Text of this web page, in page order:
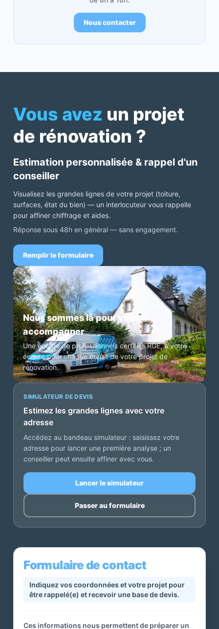
Nous contacter
Vous avez un projet
de rénovation ?
Estimation personnalisée & rappel d'un
conseiller
Visualisez les grandes lignes de votre projet (toiture,
surfaces, état du bien) — un interlocuteur vous rappelle
pour affiner chiffrage et aides.
Réponse sous 48h en général — sans engagement.
Remplir le formulaire
Nous sommes là pour vous
accompagner
Une équipe de professionnels certifiés RGE, à votre
écoute pour chaque étape de votre projet de
rénovation.
SIMULATEUR DE DEVIS
Estimez les grandes lignes avec votre
adresse
Accédez au bandeau simulateur : saisissez votre
adresse pour lancer une première analyse ; un
conseiller peut ensuite affiner avec vous.
Lancer le simulateur
Passer au formulaire
Formulaire de contact
Indiquez vos coordonnées et votre projet pour
être rappelé(e) et recevoir une base de devis.
Ces informations nous permettent de préparer un